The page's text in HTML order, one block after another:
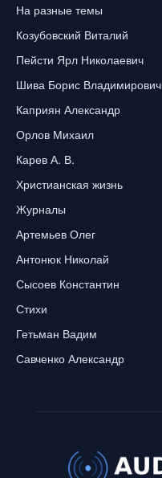
На разные темы
Козубовский Виталий
Пейсти Ярл Николаевич
Шива Борис Владимирович
Каприян Александр
Орлов Михаил
Карев А. В.
Христианская жизнь
Журналы
Артемьев Олег
Антонюк Николай
Сысоев Константин
Стихи
Гетьман Вадим
Савченко Александр